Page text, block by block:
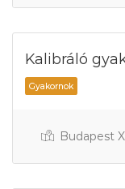
Gyakornok
Kalibráló
Budapest